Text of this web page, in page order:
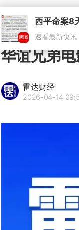
西平命案8
速看最新快讯
华谊兄弟
雷达财经
2026-04-14